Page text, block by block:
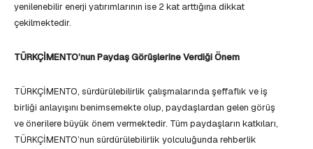
yenilenebilir enerji yatırımlarının ise 2 kat arttığına dikkat
çekilmektedir.
TÜRKÇİMENTO’nun Paydaş Görüşlerine Verdiği Önem
TÜRKÇİMENTO, sürdürülebilirlik çalışmalarında şeffaflık ve iş
birliği anlayışını benimsemekte olup, paydaşlardan gelen görüş
ve önerilere büyük önem vermektedir. Tüm paydaşların katkıları,
TÜRKÇİMENTO’nun sürdürülebilirlik yolculuğunda rehberlik